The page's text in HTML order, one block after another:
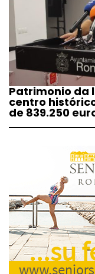
Patrimonio da
centro
de 839.250